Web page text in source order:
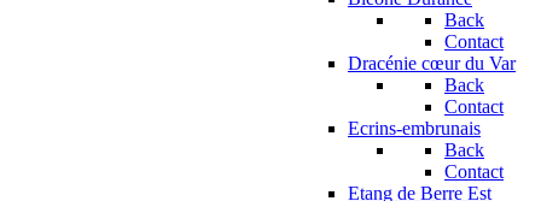
Back
Contact
Dracénie cœur du Var
Back
Contact
Ecrins-embrunais
Back
Contact
Etang de Berre Est